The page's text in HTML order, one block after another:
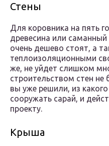
Стены
Для коровника на пять
древесина или
очень дешево стоят, а
теплоизоляционными
же, не уйдет слишком
строительством стен не
вы уже решили, из
сооружать сарай, и
проекту.
Крыша